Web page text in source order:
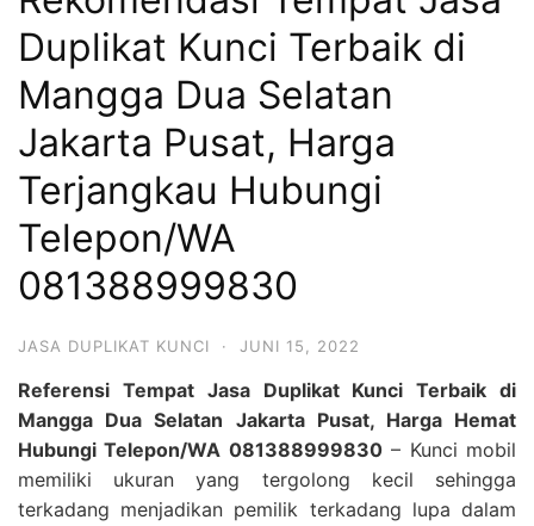
Duplikat Kunci Terbaik di
Mangga Dua Selatan
Jakarta Pusat, Harga
Terjangkau Hubungi
Telepon/WA
081388999830
JASA DUPLIKAT KUNCI · JUNI 15, 2022
Referensi Tempat Jasa Duplikat Kunci Terbaik di
Mangga Dua Selatan Jakarta Pusat, Harga Hemat
Hubungi Telepon/WA 081388999830– Kunci mobil
memiliki ukuran yang tergolong kecil sehingga
terkadang menjadikan pemilik terkadang lupa dalam